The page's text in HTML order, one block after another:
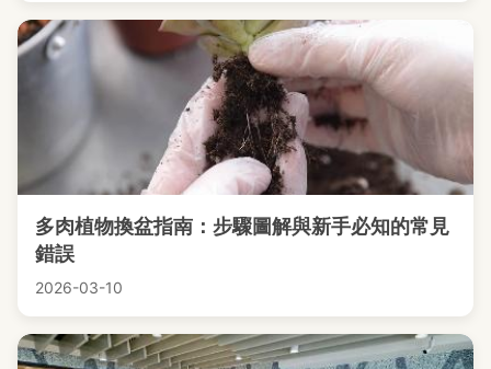
多肉植物換盆指南：步驟圖解與新手必知的常見
錯誤
2026-03-10